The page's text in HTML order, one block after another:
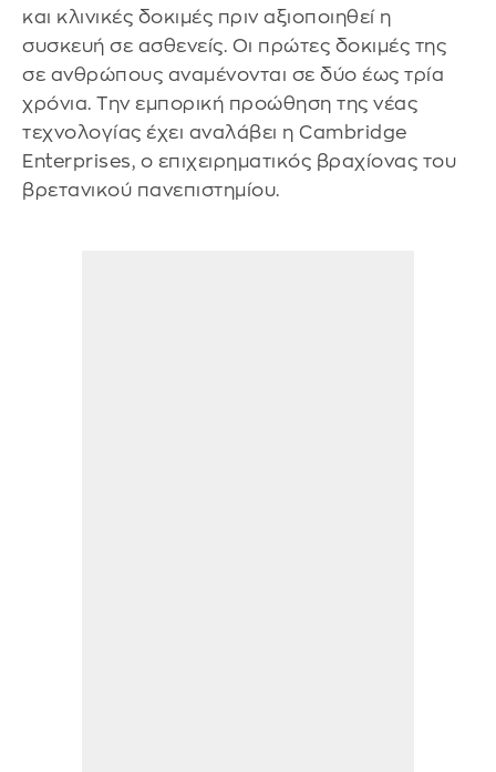
και κλινικές δοκιμές πριν αξιοποιηθεί η
συσκευή σε ασθενείς. Οι πρώτες δοκιμές της
σε ανθρώπους αναμένονται σε δύο έως τρία
χρόνια. Την εμπορική προώθηση της νέας
τεχνολογίας έχει αναλάβει η Cambridge
Enterprises, ο επιχειρηματικός βραχίονας του
βρετανικού πανεπιστημίου.